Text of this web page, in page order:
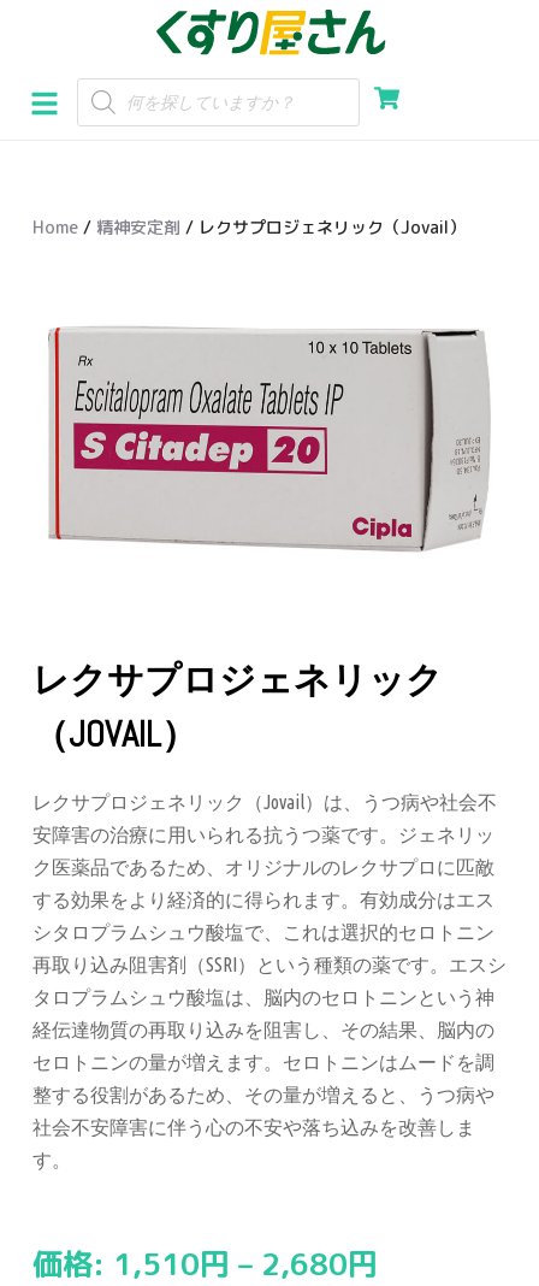
ン
テ
スHome / 精神安定剤 / レクサプロジェネリック（Jovail）
レクサプロジェネリック
（JOVAIL）
レクサプロジェネリック（Jovail）は、うつ病や社会不
安障害の治療に用いられる抗うつ薬です。ジェネリッ
ク医薬品であるため、オリジナルのレクサプロに匹敵
する効果をより経済的に得られます​。有効成分はエス
シタロプラムシュウ酸塩で、これは選択的セロトニン
再取り込み阻害剤（SSRI）という種類の薬です。エスシ
タロプラムシュウ酸塩は、脳内のセロトニンという神
経伝達物質の再取り込みを阻害し、その結果、脳内の
セロトニンの量が増えます。セロトニンはムードを調
整する役割があるため、その量が増えると、うつ病や
社会不安障害に伴う心の不安や落ち込みを改善しま
す。
価格: 1,510円 – 2,680円